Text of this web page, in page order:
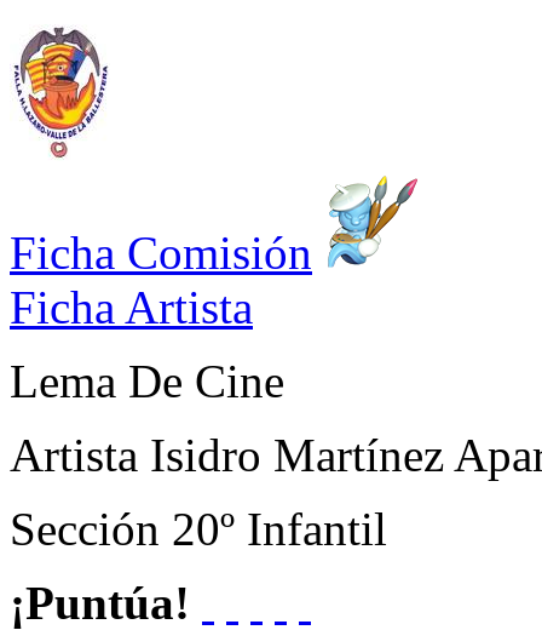
Ficha Comisión
Ficha Artista
Lema De Cine
Artista Isidro Martínez
Sección 20º Infantil
¡Puntúa!